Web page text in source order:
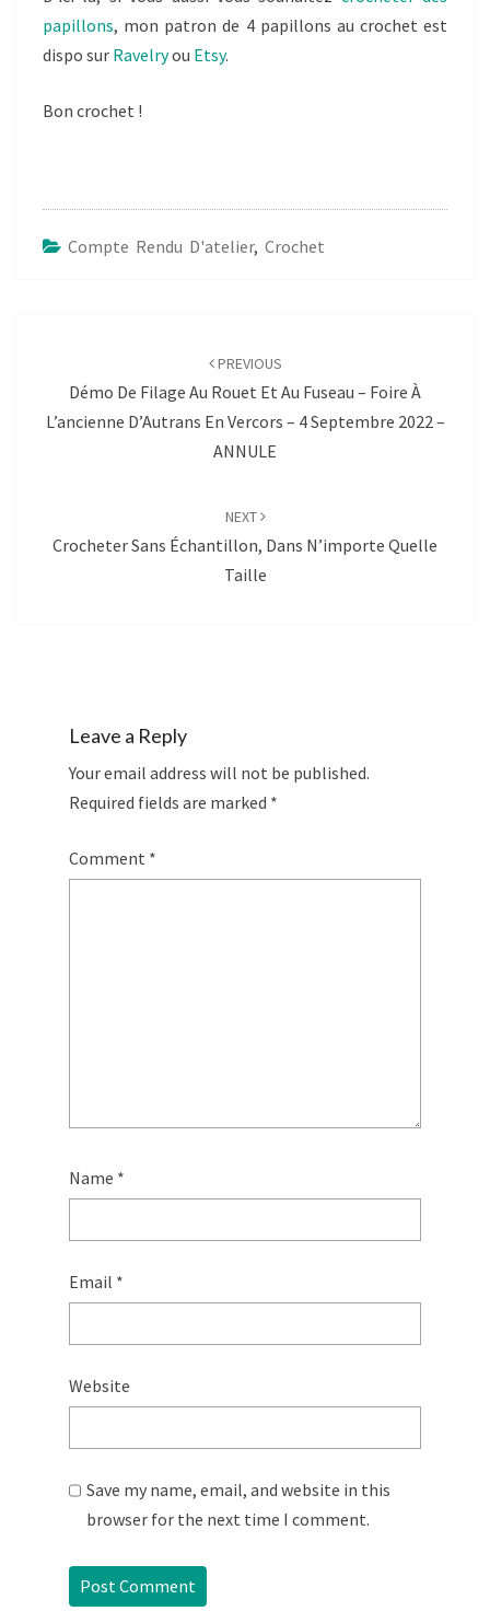
papillons, mon patron de 4 papillons au crochet est
dispo sur Ravelryou Etsy.
Bon crochet !
Compte Rendu D'atelier, Crochet
PREVIOUS
Démo De Filage Au Rouet Et Au Fuseau – Foire À
L’ancienne D’Autrans En Vercors – 4 Septembre 2022 –
ANNULE
NEXT
Crocheter Sans Échantillon, Dans N’importe Quelle
Taille
Leave a Reply
Your email address will not be published.
Required fields are marked *
Comment *
Name *
Email *
Website
Save my name, email, and website in this
browser for the next time I comment.